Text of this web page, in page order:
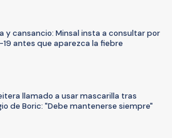
y cansancio: Minsal insta a consultar por
19 antes que aparezca la fiebre
llamado a usar mascarilla tras
de Boric: "Debe mantenerse siempre"